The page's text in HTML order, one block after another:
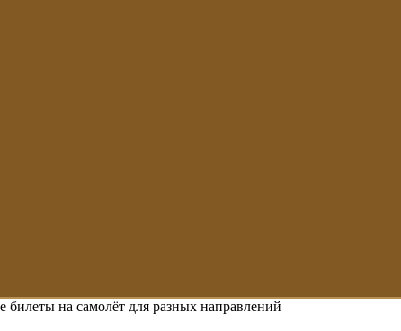
на самолёт для разных направлений